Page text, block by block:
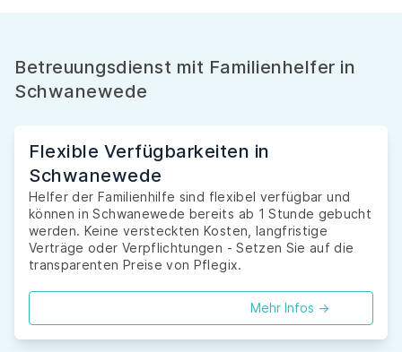
Betreuungsdienst mit Familienhelfer in
Schwanewede
Flexible Verfügbarkeiten in
Schwanewede
Helfer der Familienhilfe sind flexibel verfügbar und
können in Schwanewede bereits ab 1 Stunde gebucht
werden. Keine versteckten Kosten, langfristige
Verträge oder Verpflichtungen - Setzen Sie auf die
transparenten Preise von Pflegix.
Mehr Infos ->